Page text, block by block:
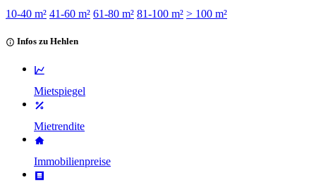
10-40 m² 41-60 m² 61-80 m² 81-100 m² > 100 m²
Infos zu Hehlen
Mietspiegel
Mietrendite
Immobilienpreise